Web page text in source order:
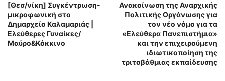
[Θεσ/νίκη] Συγκέντρωση-
μικροφωνική στο
Δημαρχείο Καλαμαριάς |
Ελεύθερες Γυναίκες/
Μαύρο&Κόκκινο
Ανακοίνωση της Αναρχικής
Πολιτικής Οργάνωσης για
τον νέο νόμο για τα
«Ελεύθερα Πανεπιστήμια»
και την επιχειρούμενη
ιδιωτικοποίηση της
τριτοβάθμιας εκπαίδευσης